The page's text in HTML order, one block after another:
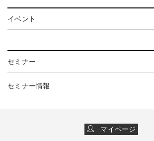
イベント
セミナー
セミナー情報
マイページ